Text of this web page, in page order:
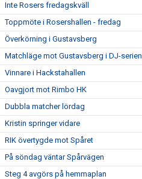
Inte Rosers fredagskväll
Toppmöte i Rosershallen - fredag
Överkörning i Gustavsberg
Matchläge mot Gustavsberg i DJ-serien
Vinnare i Hackstahallen
Oavgjort mot Rimbo HK
Dubbla matcher lördag
Kristin springer vidare
RIK övertygde mot Spåret
På söndag väntar Spårvägen
Steg 4 avgörs på hemmaplan